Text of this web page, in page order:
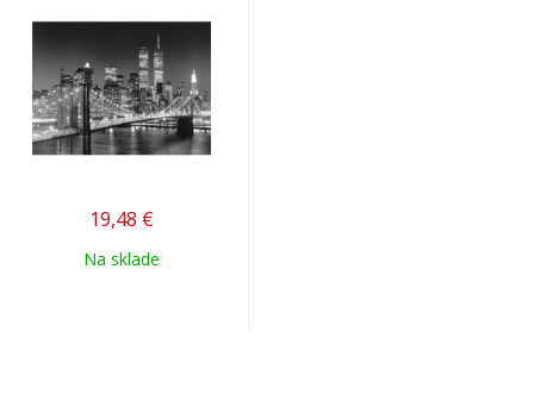
19,48 €
Na sklade